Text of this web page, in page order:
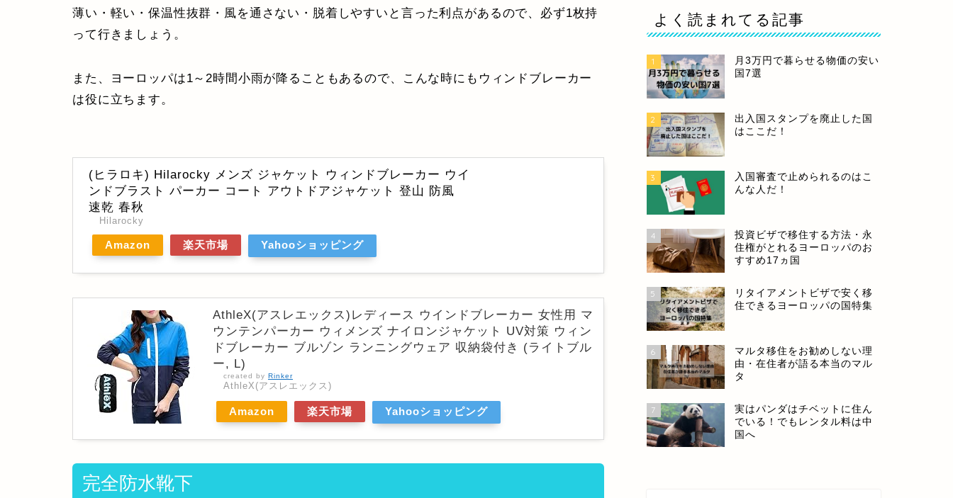
薄い・軽い・保温性抜群・風を通さない・脱着しやすいと言った利点があるので、必ず1枚持
って行きましょう。
また、ヨーロッパは1～2時間小雨が降ることもあるので、こんな時にもウィンドブレーカー
は役に立ちます。
(ヒラロキ) Hilarocky メンズ ジャケット ウィンドブレーカー ウイ
ンドブラスト パーカー コート アウトドアジャケット 登山 防風
速乾 春秋
Hilarocky
Amazon 楽天市場 Yahooショッピング
AthleX(アスレエックス)レディース ウインドブレーカー 女性用 マ
ウンテンパーカー ウィメンズ ナイロンジャケット UV対策 ウィン
ドブレーカー ブルゾン ランニングウェア 収納袋付き (ライトブル
ー, L)
created by Rinker
AthleX(アスレエックス)
Amazon 楽天市場 Yahooショッピング
完全防水靴下
よく読まれてる記事
1
月3万円で暮らせる物価の安い
国7選
2
出入国スタンプを廃止した国
はここだ！
3
入国審査で止められるのはこ
んな人だ！
4
投資ビザで移住する方法・永
住権がとれるヨーロッパのお
すすめ17ヵ国
5
リタイアメントビザで安く移
住できるヨーロッパの国特集
6
マルタ移住をお勧めしない理
由・在住者が語る本当のマル
タ
7
実はパンダはチベットに住ん
でいる！でもレンタル料は中
国へ